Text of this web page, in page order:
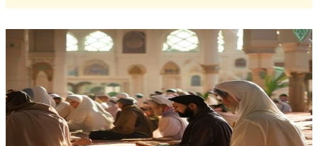
Peran
Masjid
dalam
Kehidupan
Umat
Islam:
Pusat